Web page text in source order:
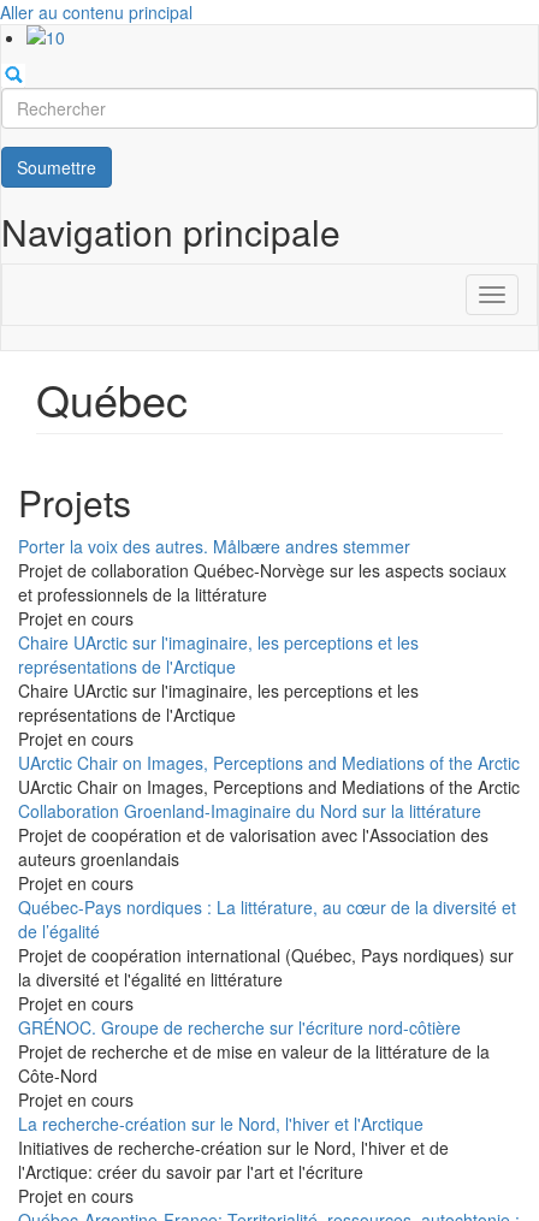
Aller au contenu principal
Rechercher
Soumettre
Navigation principale
Québec
Projets
Porter la voix des autres. Målbære andres stemmer
Projet de collaboration Québec-Norvège sur les aspects sociaux
et professionnels de la littérature
Projet en cours
Chaire UArctic sur l'imaginaire, les perceptions et les
représentations de l'Arctique
Chaire UArctic sur l'imaginaire, les perceptions et les
représentations de l'Arctique
Projet en cours
UArctic Chair on Images, Perceptions and Mediations of the Arctic
UArctic Chair on Images, Perceptions and Mediations of the Arctic
Collaboration Groenland-Imaginaire du Nord sur la littérature
Projet de coopération et de valorisation avec l'Association des
auteurs groenlandais
Projet en cours
Québec-Pays nordiques : La littérature, au cœur de la diversité et
de l’égalité
Projet de coopération international (Québec, Pays nordiques) sur
la diversité et l'égalité en littérature
Projet en cours
GRÉNOC. Groupe de recherche sur l'écriture nord-côtière
Projet de recherche et de mise en valeur de la littérature de la
Côte-Nord
Projet en cours
La recherche-création sur le Nord, l'hiver et l'Arctique
Initiatives de recherche-création sur le Nord, l'hiver et de
l'Arctique: créer du savoir par l'art et l'écriture
Projet en cours